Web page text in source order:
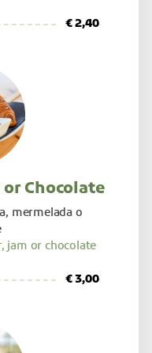
€ 2,40
Chocolate
mermelada o
jam or chocolate
€ 3,00